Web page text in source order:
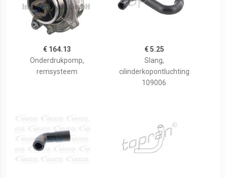
€ 164.13
Onderdrukpomp,
remsysteem
€ 5.25
Slang,
cilinderkopontluchting
109006